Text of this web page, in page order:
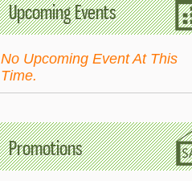
Upcoming Events
No Upcoming Event At This
Time.
Promotions